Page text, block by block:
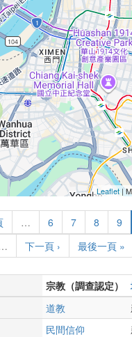
Leaflet |
… 6 7 8 9
下一頁 › 最後一頁 »
宗教（調查認定）
道教
民間信仰